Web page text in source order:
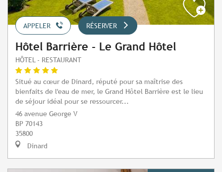
APPELER RÉSERVER
Hôtel Barrière - Le Grand Hôtel
HÔTEL - RESTAURANT
Situé au cœur de Dinard, réputé pour sa maîtrise des
bienfaits de l'eau de mer, le Grand Hôtel Barrière est le lieu
de séjour idéal pour se ressourcer...
46 avenue George V
BP 70143
35800
Dinard